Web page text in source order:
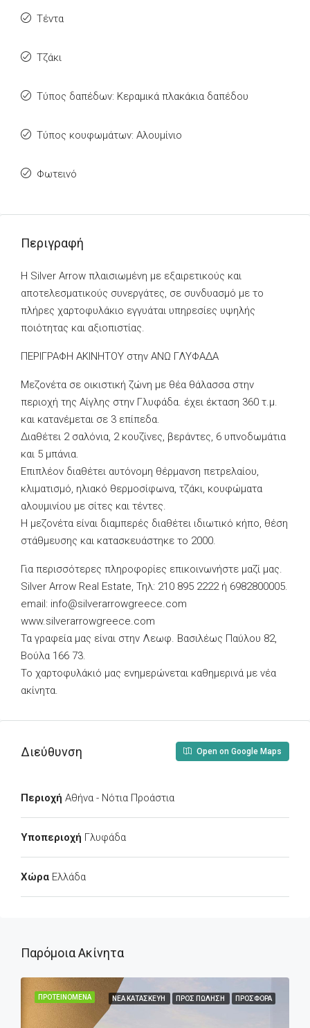
Τέντα
Τζάκι
Τύπος δαπέδων: Κεραμικά πλακάκια δαπέδου
Τύπος κουφωμάτων: Αλουμίνιο
Φωτεινό
Περιγραφή
Η Silver Arrow πλαισιωμένη με εξαιρετικούς και
αποτελεσματικούς συνεργάτες, σε συνδυασμό με το
πλήρες χαρτοφυλάκιο εγγυάται υπηρεσίες υψηλής
ποιότητας και αξιοπιστίας.
ΠΕΡΙΓΡΑΦΗ ΑΚΙΝΗΤΟΥ στην ΑΝΩ ΓΛΥΦΑΔΑ
Μεζονέτα σε οικιστική ζώνη με θέα θάλασσα στην
περιοχή της Αίγλης στην Γλυφάδα. έχει έκταση 360 τ.μ.
και κατανέμεται σε 3 επίπεδα.
Διαθέτει 2 σαλόνια, 2 κουζίνες, βεράντες, 6 υπνοδωμάτια
και 5 μπάνια.
Επιπλέον διαθέτει αυτόνομη θέρμανση πετρελαίου,
κλιματισμό, ηλιακό θερμοσίφωνα, τζάκι, κουφώματα
αλουμινίου με σίτες και τέντες.
Η μεζονέτα είναι διαμπερές διαθέτει ιδιωτικό κήπο, θέση
στάθμευσης και κατασκευάστηκε το 2000.
Για περισσότερες πληροφορίες επικοινωνήστε μαζί μας.
Silver Arrow Real Estate, Τηλ: 210 895 2222 ή 6982800005.
email: info@silverarrowgreece.com
www.silverarrowgreece.com
Τα γραφεία μας είναι στην Λεωφ. Βασιλέως Παύλου 82,
Βούλα 166 73.
Το χαρτοφυλάκιό μας ενημερώνεται καθημερινά με νέα
ακίνητα.
Διεύθυνση Open on Google Maps
Περιοχή Αθήνα - Νότια Προάστια
Υποπεριοχή Γλυφάδα
Χώρα Ελλάδα
Παρόμοια Ακίνητα
ΠΡΟΤΕΙΝΌΜΕΝΑ ΝΈΑ ΚΑΤΑΣΚΕΥΉ ΠΡΟΣ ΠΏΛΗΣΗ ΠΡΟΣΦΟΡΆ